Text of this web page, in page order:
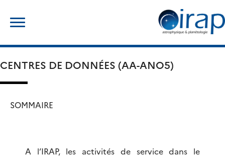
content
CENTRES DE DONNÉES (AA-ANO5)
SOMMAIRE
A l’IRAP, les activités de service dans le